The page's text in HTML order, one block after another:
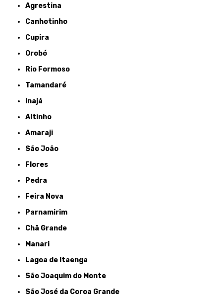
Agrestina
Canhotinho
Cupira
Orobó
Rio Formoso
Tamandaré
Inajá
Altinho
Amaraji
São João
Flores
Pedra
Feira Nova
Parnamirim
Chã Grande
Manari
Lagoa de Itaenga
São Joaquim do Monte
São José da Coroa Grande